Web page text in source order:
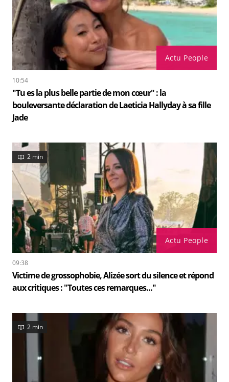
Actu People
10:54
"Tu es la plus belle partie de mon cœur" : la
bouleversante déclaration de Laeticia Hallyday à sa fille
Jade
Actu People
2 min
09:38
Victime de grossophobie, Alizée sort du silence et répond
aux critiques : "Toutes ces remarques..."
2 min